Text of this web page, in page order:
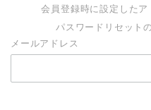
会員登録時に設定したア
パスワードリセット
メールアドレス